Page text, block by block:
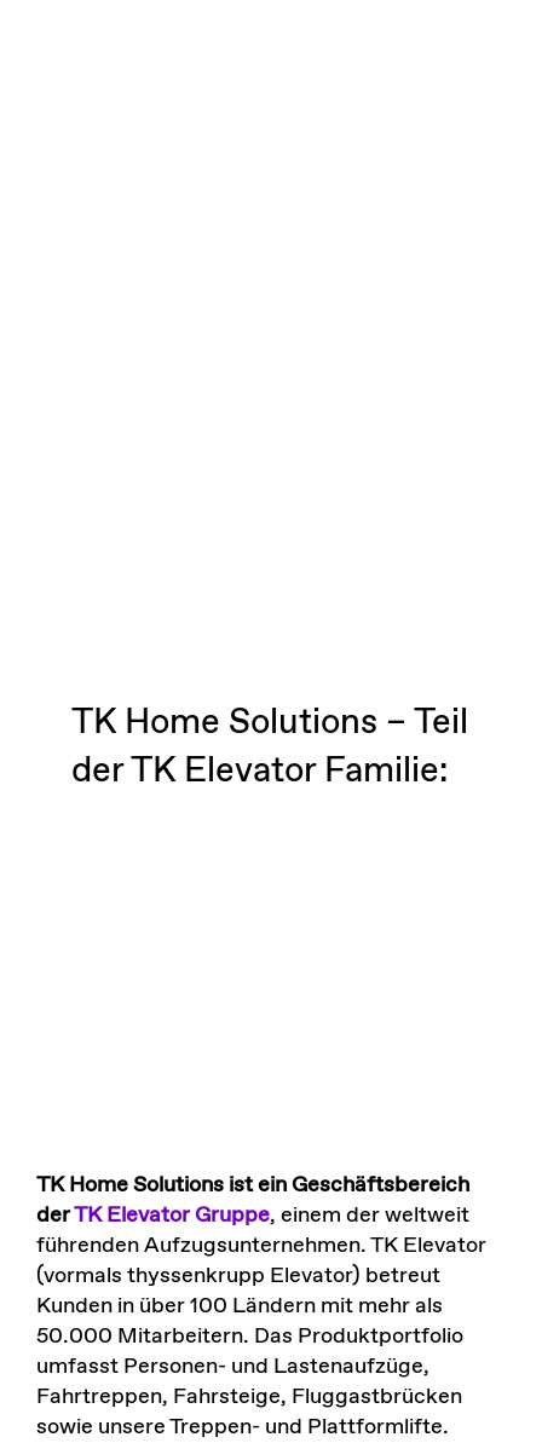
TK Home Solutions – Teil
der TK Elevator Familie:
TK Home Solutions ist ein Geschäftsbereich
derTK Elevator Gruppe, einem der weltweit
führenden Aufzugsunternehmen. TK Elevator
(vormals thyssenkrupp Elevator) betreut
Kunden in über 100 Ländern mit mehr als
50.000 Mitarbeitern. Das Produktportfolio
umfasst Personen- und Lastenaufzüge,
Fahrtreppen, Fahrsteige, Fluggastbrücken
sowie unsere Treppen- und Plattformlifte.